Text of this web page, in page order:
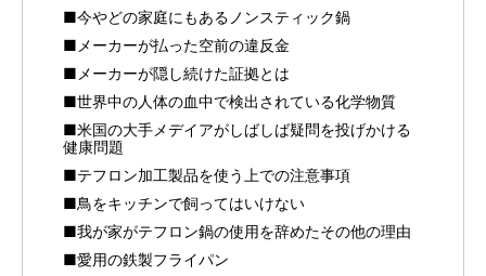
■今やどの家庭にもあるノンスティック鍋
■メーカーが払った空前の違反金
■メーカーが隠し続けた証拠とは
■世界中の人体の血中で検出されている化学物質
■米国の大手メデイアがしばしば疑問を投げかける
健康問題
■テフロン加工製品を使う上での注意事項
■鳥をキッチンで飼ってはいけない
■我が家がテフロン鍋の使用を辞めたその他の理由
■愛用の鉄製フライパン